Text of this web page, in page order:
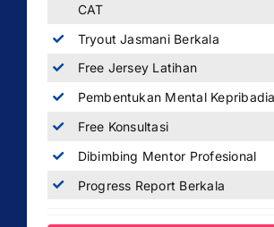
CAT
Tryout Jasmani Berkala
Free Jersey Latihan
Pembentukan Mental
Free Konsultasi
Dibimbing Mentor Profesional
Progress Report Berkala